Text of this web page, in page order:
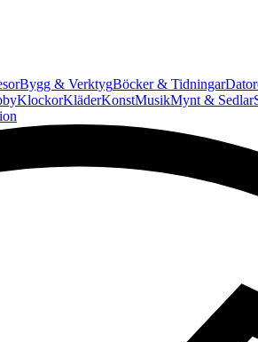
Bygg & VerktygBöcker & Tidningar
KlockorKläderKonstMusikMynt & Sedlar